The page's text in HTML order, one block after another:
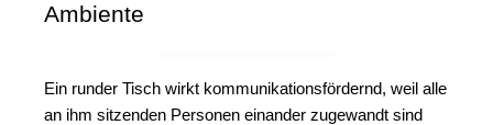
Ambiente
Ein runder Tisch wirkt kommunikationsfördernd, weil alle
an ihm sitzenden Personen einander zugewandt sind